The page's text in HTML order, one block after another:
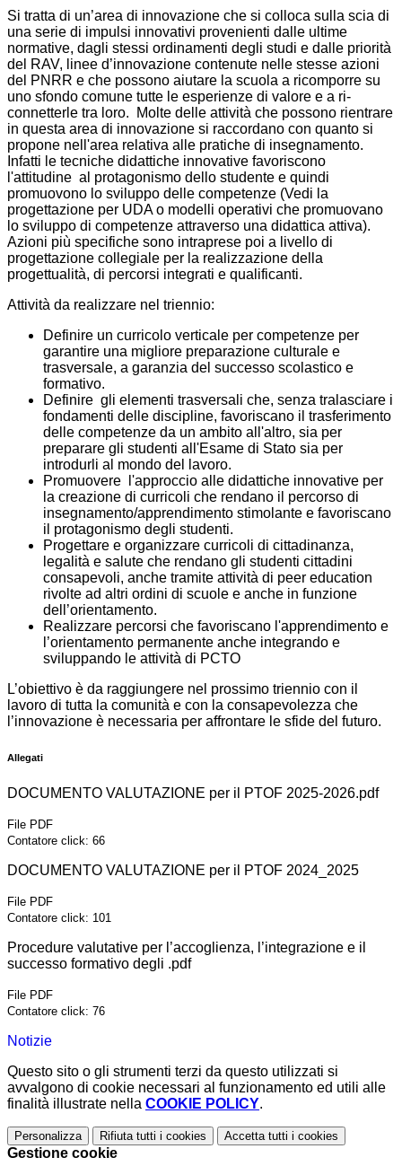
Si tratta di un’area di innovazione che si colloca sulla scia di
una serie di impulsi innovativi provenienti dalle ultime
normative, dagli stessi ordinamenti degli studi e dalle priorità
del RAV, linee d’innovazione contenute nelle stesse azioni
del PNRR e che possono aiutare la scuola a ricomporre su
uno sfondo comune tutte le esperienze di valore e a ri-
connetterle tra loro. Molte delle attività che possono rientrare
in questa area di innovazione si raccordano con quanto si
propone nell'area relativa alle pratiche di insegnamento.
Infatti le tecniche didattiche innovative favoriscono
l'attitudine al protagonismo dello studente e quindi
promuovono lo sviluppo delle competenze (Vedi la
progettazione per UDA o modelli operativi che promuovano
lo sviluppo di competenze attraverso una didattica attiva).
Azioni più specifiche sono intraprese poi a livello di
progettazione collegiale per la realizzazione della
progettualità, di percorsi integrati e qualificanti.
Attività da realizzare nel triennio:
Definire un curricolo verticale per competenze per
garantire una migliore preparazione culturale e
trasversale, a garanzia del successo scolastico e
formativo.
Definire gli elementi trasversali che, senza tralasciare i
fondamenti delle discipline, favoriscano il trasferimento
delle competenze da un ambito all'altro, sia per
preparare gli studenti all'Esame di Stato sia per
introdurli al mondo del lavoro.
Promuovere l'approccio alle didattiche innovative per
la creazione di curricoli che rendano il percorso di
insegnamento/apprendimento stimolante e favoriscano
il protagonismo degli studenti.
Progettare e organizzare curricoli di cittadinanza,
legalità e salute che rendano gli studenti cittadini
consapevoli, anche tramite attività di peer education
rivolte ad altri ordini di scuole e anche in funzione
dell’orientamento.
Realizzare percorsi che favoriscano l'apprendimento e
l’orientamento permanente anche integrando e
sviluppando le attività di PCTO
L’obiettivo è da raggiungere nel prossimo triennio con il
lavoro di tutta la comunità e con la consapevolezza che
l’innovazione è necessaria per affrontare le sfide del futuro.
Allegati
DOCUMENTO VALUTAZIONE per il PTOF 2025-2026.pdf
File PDF
Contatore click: 66
DOCUMENTO VALUTAZIONE per il PTOF 2024_2025
File PDF
Contatore click: 101
Procedure valutative per l’accoglienza, l’integrazione e il
successo formativo degli .pdf
File PDF
Contatore click: 76
Notizie
Questo sito o gli strumenti terzi da questo utilizzati si
avvalgono di cookie necessari al funzionamento ed utili alle
finalità illustrate nella COOKIE POLICY.
Personalizza Rifiuta tutti i cookies Accetta tutti i cookies
Gestione cookie